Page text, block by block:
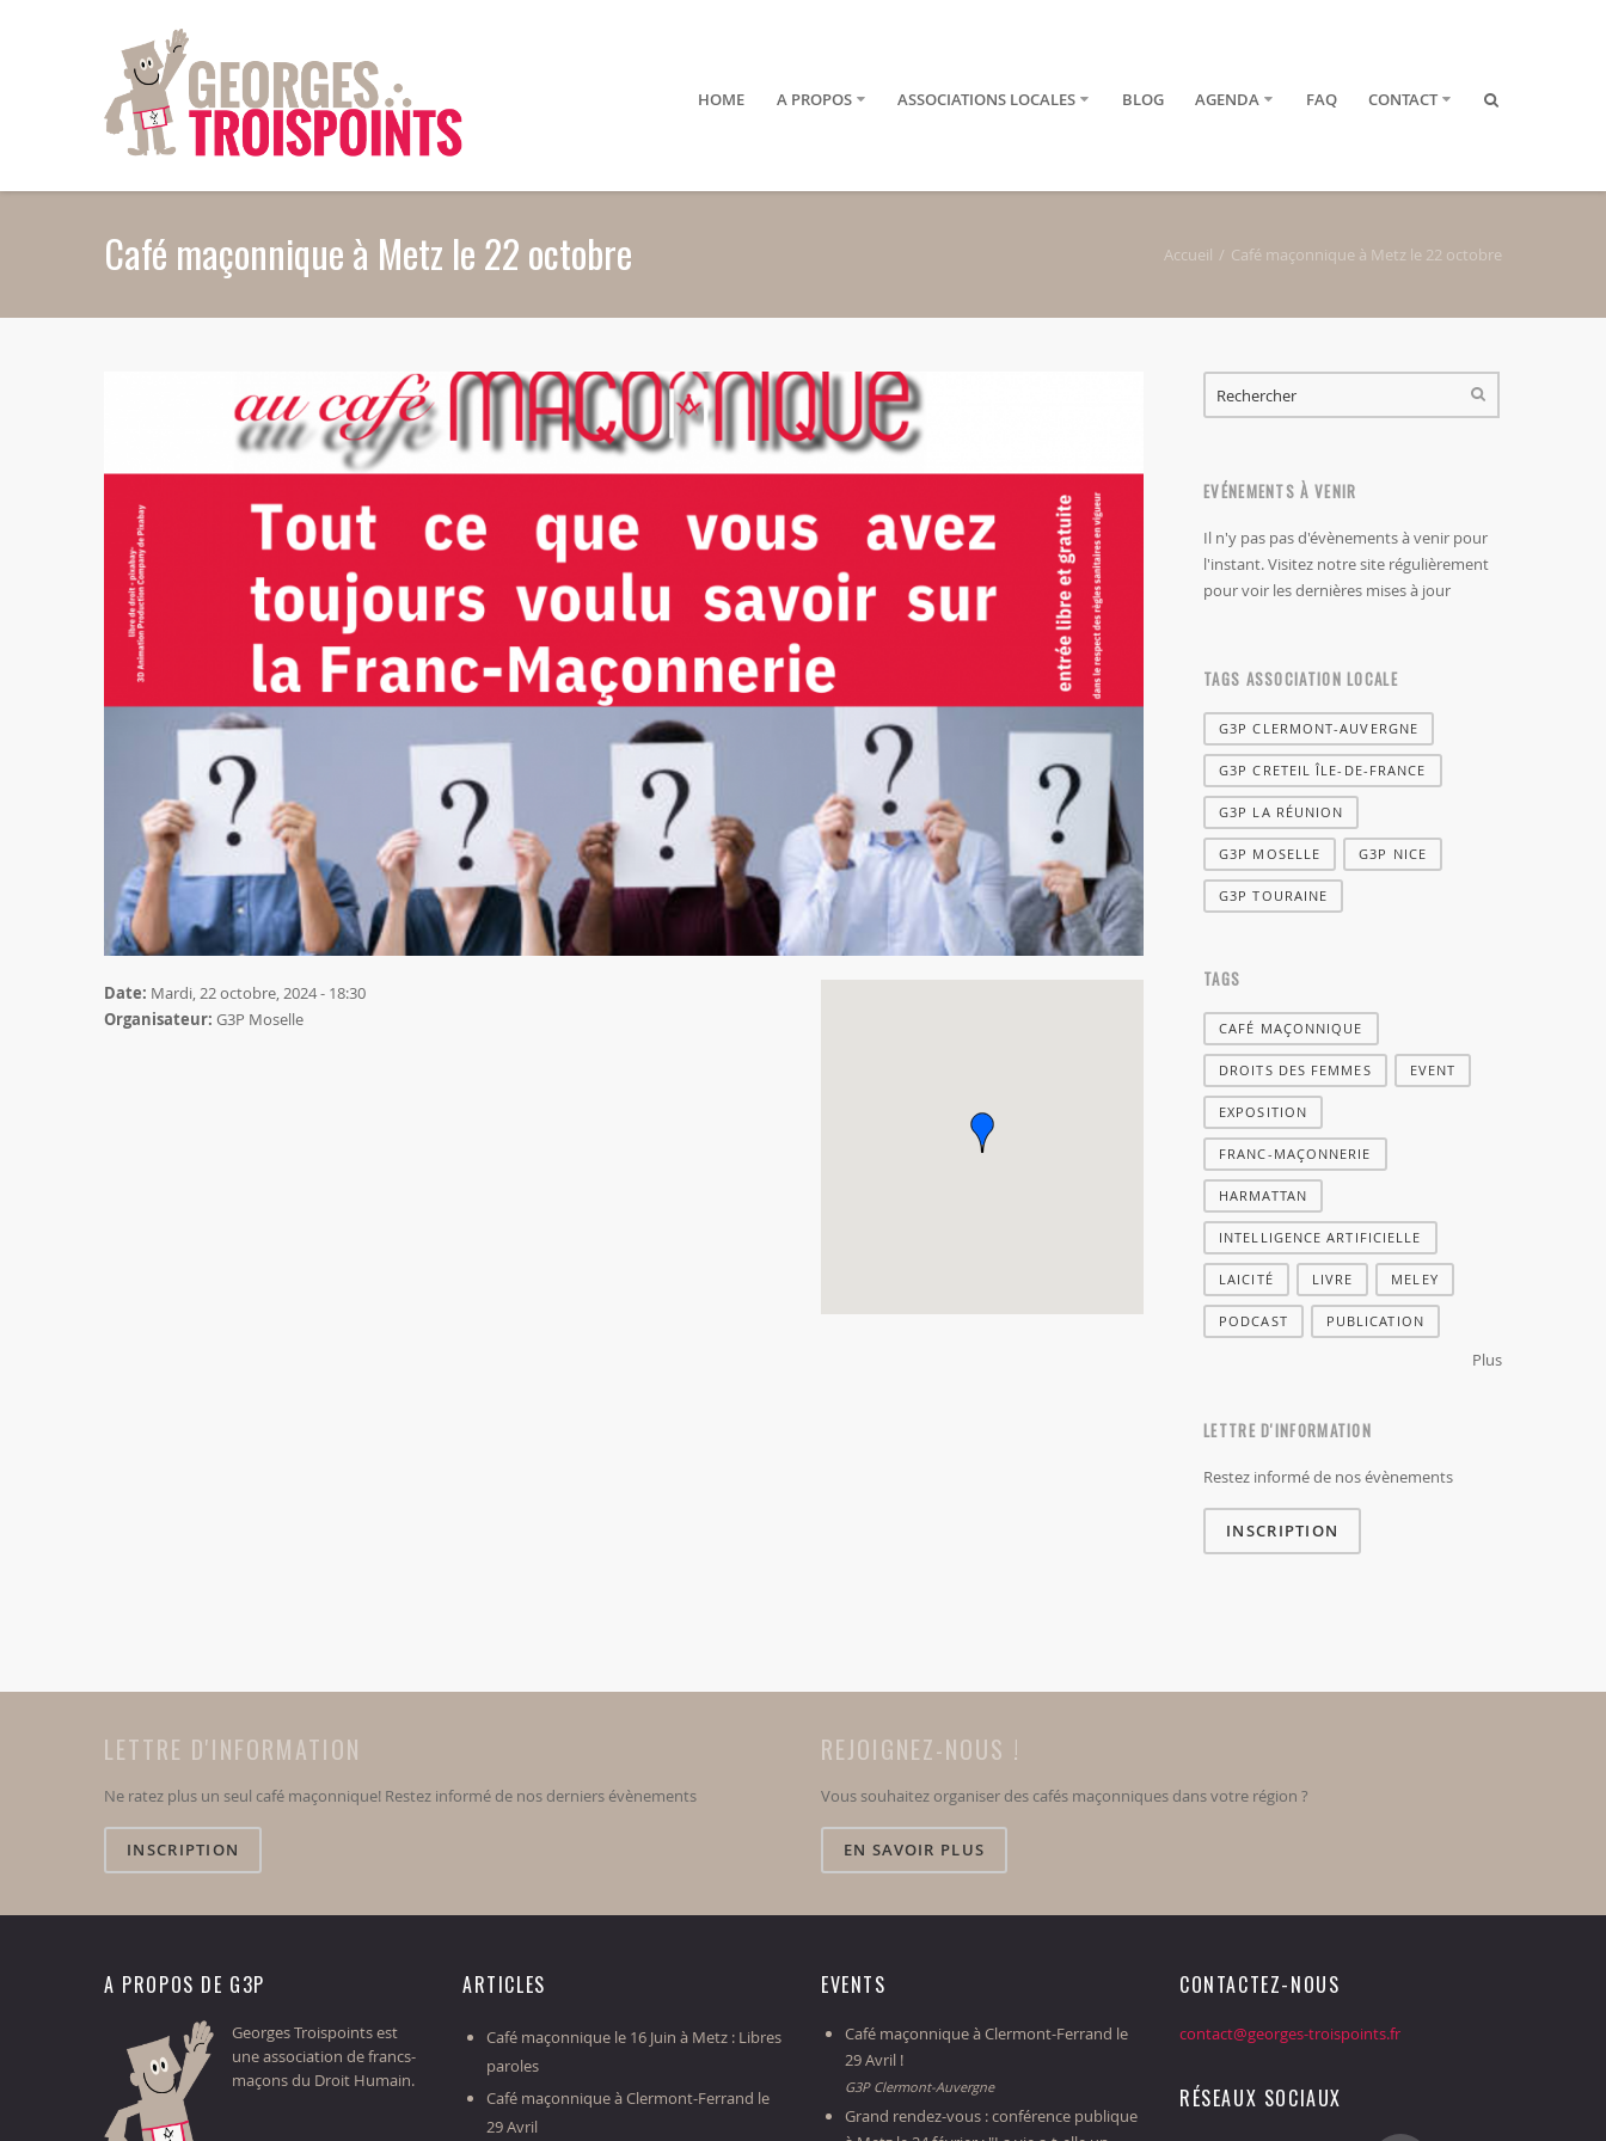
HOME A PROPOS ASSOCIATIONS LOCALES BLOG AGENDA FAQ CONTACT
Café maçonnique à Metz le 22 octobre Accueil Café maçonnique à Metz le 22 octobre
Date: Mardi, 22 octobre, 2024 - 18:30
Organisateur: G3P Moselle
FORMULAIRE DE RECHERCHE
EVÉNEMENTS À VENIR
Il n'y pas pas d'évènements à venir pour
l'instant. Visitez notre site régulièrement
pour voir les dernières mises à jour
TAGS ASSOCIATION LOCALE
G3P CLERMONT-AUVERGNE
G3P CRETEIL ÎLE-DE-FRANCE
G3P LA RÉUNION
G3P MOSELLE G3P NICE
G3P TOURAINE
TAGS
CAFÉ MAÇONNIQUE
DROITS DES FEMMES EVENT
EXPOSITION
FRANC-MAÇONNERIE
HARMATTAN
INTELLIGENCE ARTIFICIELLE
LAICITÉ LIVRE MELEY
PODCAST PUBLICATION
Plus
LETTRE D'INFORMATION
Restez informé de nos évènements
INSCRIPTION
LETTRE D'INFORMATION
Ne ratez plus un seul café maçonnique! Restez informé de nos derniers évènements
INSCRIPTION
REJOIGNEZ-NOUS !
Vous souhaitez organiser des cafés maçonniques dans votre région ?
EN SAVOIR PLUS
A PROPOS DE G3P
Georges Troispoints est
une association de francs-
maçons du Droit Humain.
ARTICLES
Café maçonnique le 16 Juin à Metz : Libres
paroles
Café maçonnique à Clermont-Ferrand le
29 Avril
EVENTS
Café maçonnique à Clermont-Ferrand le
29 Avril !
G3P Clermont-Auvergne
Grand rendez-vous : conférence publique
CONTACTEZ-NOUS
contact@georges-troispoints.fr
RÉSEAUX SOCIAUX